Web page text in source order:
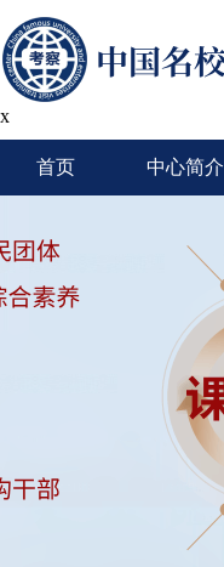
x
首页 中心简介